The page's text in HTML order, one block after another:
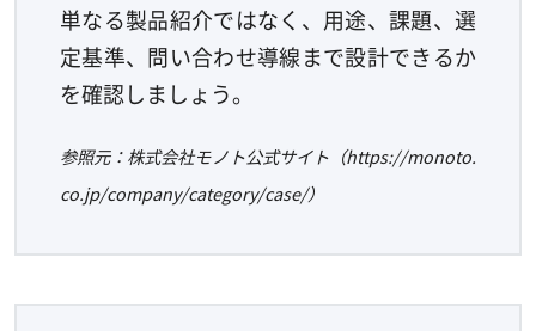
単なる製品紹介ではなく、用途、課題、選
定基準、問い合わせ導線まで設計できるか
を確認しましょう。
参照元：株式会社モノト公式サイト（https://monoto.
co.jp/company/category/case/）